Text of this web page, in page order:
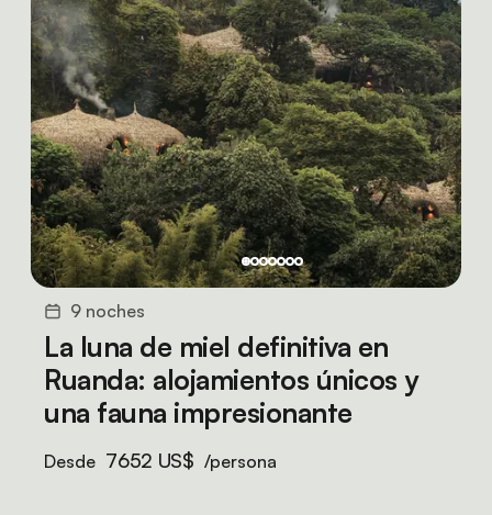
9 noches
La luna de miel definitiva en
Ruanda: alojamientos únicos y
una fauna impresionante
Desde 7652 US$ /persona